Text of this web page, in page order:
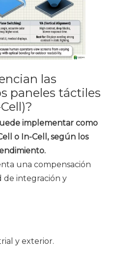
las
paneles táctiles
implementar como
o In-Cell, según los
una compensación
de integración y
y exterior.